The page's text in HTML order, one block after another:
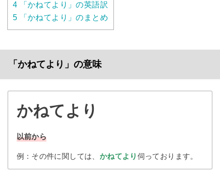
4 「かねてより」の英語訳
5 「かねてより」のまとめ
「かねてより」の意味
かねてより
以前から
例：その件に関しては、 かねてより 伺っております。